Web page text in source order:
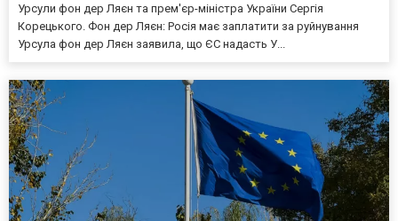
Урсули фон дер Ляєн та прем'єр-міністра України Сергія
Корецького. Фон дер Ляєн: Росія має заплатити за руйнування
Урсула фон дер Ляєн заявила, що ЄС надасть У...